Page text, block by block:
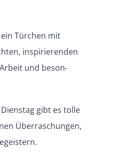
Türchen mit
inspi­rie­renden
und beson­
Dienstag gibt es tolle
Überra­schungen,